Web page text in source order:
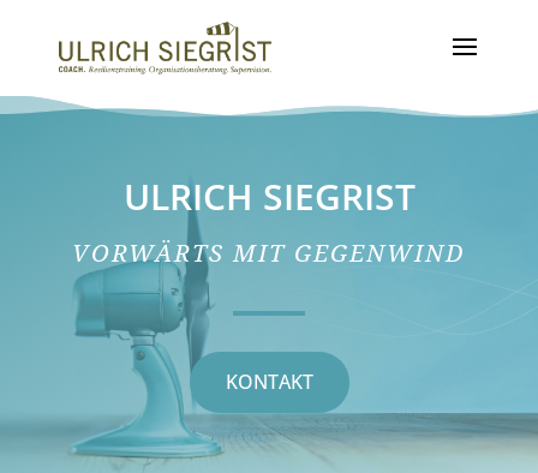
ULRICH SIEGRIST
VORWÄRTS MIT GEGENWIND
KONTAKT